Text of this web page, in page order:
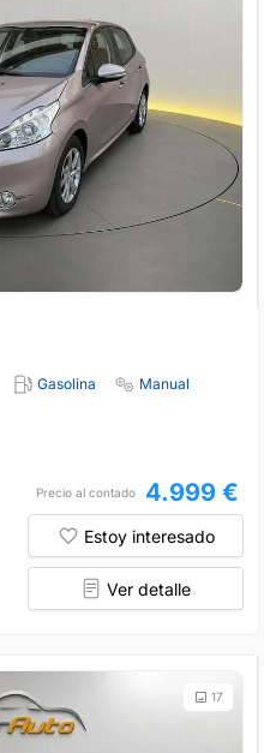
Gasolina
Manual
Precio al contado 4.999 €
Estoy interesado
Ver detalle
17